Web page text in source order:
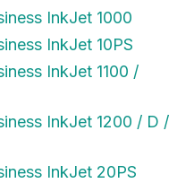
InkJet 1000
InkJet 10PS
InkJet 1100 /
InkJet 1200 / D /
InkJet 20PS